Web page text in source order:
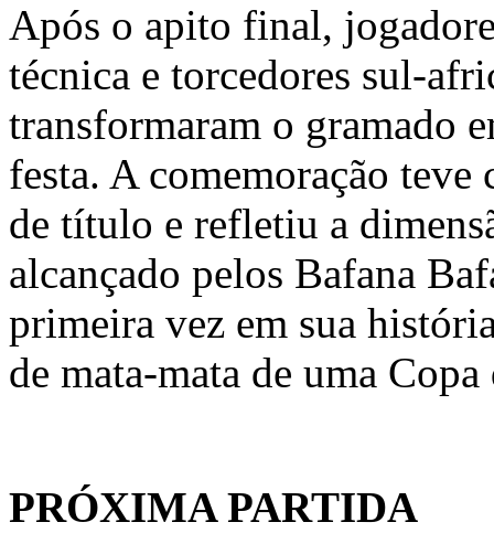
Após o apito final,
técnica e torcedores sul-
transformaram o gramado
festa. A comemoração
de título e refletiu a
alcançado pelos Bafana
primeira vez em sua
de mata-mata de uma
PRÓXIMA PARTIDA